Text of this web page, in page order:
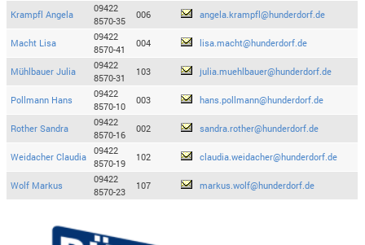
Krampfl Angela
09422
8570-35
006 angela.krampfl@hunderdorf.de
Macht Lisa
09422
8570-41
004 lisa.macht@hunderdorf.de
Mühlbauer Julia
09422
8570-31
103 julia.muehlbauer@hunderdorf.de
Pollmann Hans
09422
8570-10
003 hans.pollmann@hunderdorf.de
Rother Sandra
09422
8570-16
002 sandra.rother@hunderdorf.de
Weidacher Claudia
09422
8570-19
102 claudia.weidacher@hunderdorf.de
Wolf Markus
09422
8570-23
107 markus.wolf@hunderdorf.de